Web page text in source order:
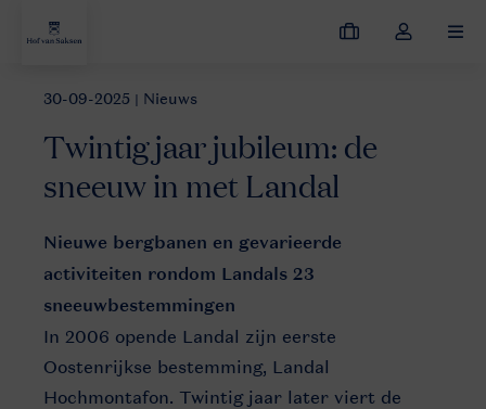
Mijn
Open
Twintig jaar jubileum: de sneeuw in met Landal
30-09-2025 | Nieuws
Twintig jaar jubileum: de
sneeuw in met Landal
Maria
Alm
belevingsfotografie
2019
Nieuwe bergbanen en gevarieerde
activiteiten rondom Landals 23
sneeuwbestemmingen
In 2006 opende Landal zijn eerste
Oostenrijkse bestemming, Landal
Hochmontafon. Twintig jaar later viert de